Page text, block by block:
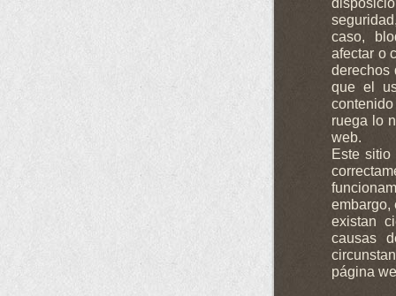
caso,
afectar o
derechos
que el
ruega lo
web.
Este
embargo,
existan
causas
página